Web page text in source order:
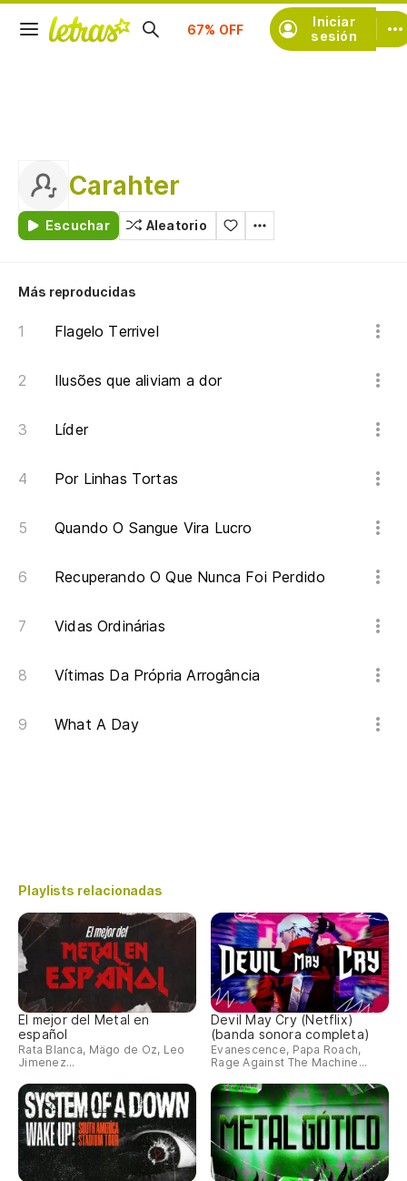
Iniciar
sesión
Suscríbete
Carahter
Escuchar Aleatorio
Más reproducidas
Flagelo Terrivel
Ilusões que aliviam a dor
Líder
Por Linhas Tortas
Quando O Sangue Vira Lucro
Recuperando O Que Nunca Foi Perdido
Vidas Ordinárias
Vítimas Da Própria Arrogância
What A Day
Playlists relacionadas
El mejor del Metal en
español
Rata Blanca, Mägo de Oz, Leo
Jimenez...
Devil May Cry (Netflix)
(banda sonora completa)
Evanescence, Papa Roach,
Rage Against The Machine...